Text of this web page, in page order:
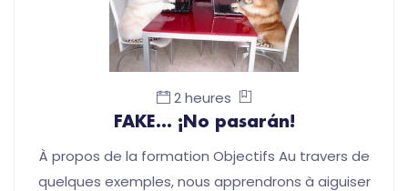
2 heures
FAKE... ¡No pasarán!
À propos de la formation Objectifs Au travers de
quelques exemples, nous apprendrons à aiguiser